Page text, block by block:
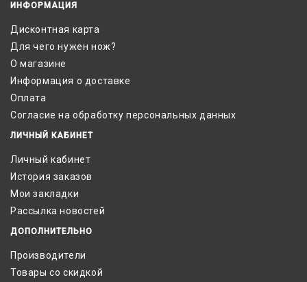
ИНФОРМАЦИЯ
Дисконтная карта
Для чего нужен нож?
О магазине
Информация о доставке
Оплата
Согласие на обработку персональных данных
ЛИЧНЫЙ КАБИНЕТ
Личный кабинет
История заказов
Мои закладки
Рассылка новостей
ДОПОЛНИТЕЛЬНО
Производители
Товары со скидкой